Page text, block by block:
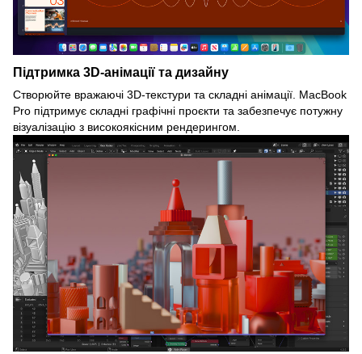
Підтримка 3D-анімації та дизайну
Створюйте вражаючі 3D-текстури та складні анімації. MacBook
Pro підтримує складні графічні проєкти та забезпечує потужну
візуалізацію з високоякісним рендерингом.